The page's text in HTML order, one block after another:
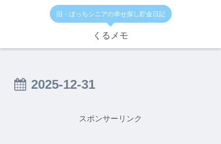
旧・ぼっちシニアの幸せ探し貯金日記
くるメモ
2025-12-31
スポンサーリンク